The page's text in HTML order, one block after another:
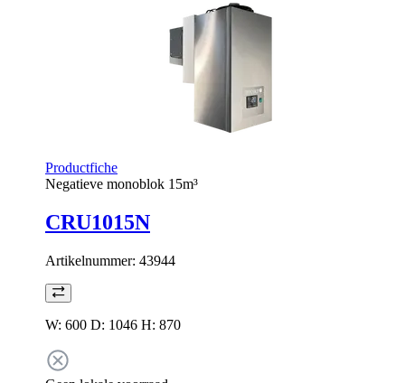
Productfiche
Negatieve monoblok 15m³
CRU1015N
Artikelnummer: 43944
W: 600 D: 1046 H: 870